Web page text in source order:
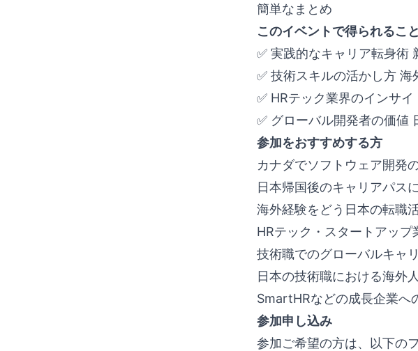
簡単なまとめ
このイベントで得られること
✅ 実践的なキャリア転身術
✅ 技術スキルの活かし方
✅ HRテック業界のインサ
✅ グローバル開発者の価値
参加をおすすめする方
カナダでソフトウェア開発
日本帰国後のキャリアパス
海外経験をどう日本の転職
HRテック・スタートアッ
技術職でのグローバルキャ
日本の技術職における海外
SmartHRなどの成長企業へ
参加申し込み
参加ご希望の方は、以下の